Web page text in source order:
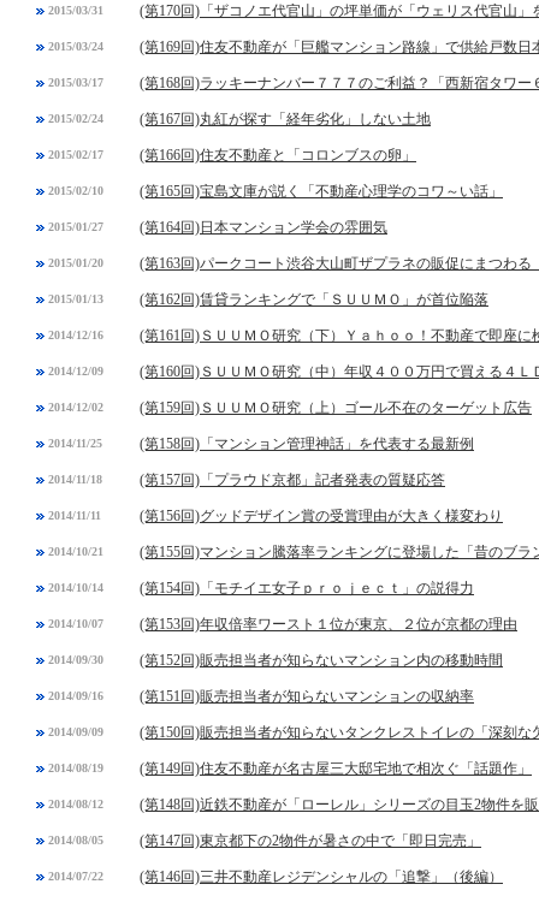
2015/03/31 (第170回)「ザコノエ代官山」の坪単価が「ウェリス代官山」
2015/03/24 (第169回)住友不動産が「巨艦マンション路線」で供給戸数日
2015/03/17 (第168回)ラッキーナンバー７７７のご利益？「西新宿タワー
2015/02/24 (第167回)丸紅が探す「経年劣化」しない土地
2015/02/17 (第166回)住友不動産と「コロンブスの卵」
2015/02/10 (第165回)宝島文庫が説く「不動産心理学のコワ～い話」
2015/01/27 (第164回)日本マンション学会の雰囲気
2015/01/20 (第163回)パークコート渋谷大山町ザプラネの販促にまつわる
2015/01/13 (第162回)賃貸ランキングで「ＳＵＵＭＯ」が首位陥落
2014/12/16 (第161回)ＳＵＵＭＯ研究（下）Ｙａｈｏｏ！不動産で即座に
2014/12/09 (第160回)ＳＵＵＭＯ研究（中）年収４００万円で買える４Ｌ
2014/12/02 (第159回)ＳＵＵＭＯ研究（上）ゴール不在のターゲット広告
2014/11/25 (第158回)「マンション管理神話」を代表する最新例
2014/11/18 (第157回)「プラウド京都」記者発表の質疑応答
2014/11/11 (第156回)グッドデザイン賞の受賞理由が大きく様変わり
2014/10/21 (第155回)マンション騰落率ランキングに登場した「昔のブラ
2014/10/14 (第154回)「モチイエ女子ｐｒｏｊｅｃｔ」の説得力
2014/10/07 (第153回)年収倍率ワースト１位が東京、２位が京都の理由
2014/09/30 (第152回)販売担当者が知らないマンション内の移動時間
2014/09/16 (第151回)販売担当者が知らないマンションの収納率
2014/09/09 (第150回)販売担当者が知らないタンクレストイレの「深刻な
2014/08/19 (第149回)住友不動産が名古屋三大邸宅地で相次ぐ「話題作」
2014/08/12 (第148回)近鉄不動産が「ローレル」シリーズの目玉2物件を
2014/08/05 (第147回)東京都下の2物件が暑さの中で「即日完売」
2014/07/22 (第146回)三井不動産レジデンシャルの「追撃」（後編）